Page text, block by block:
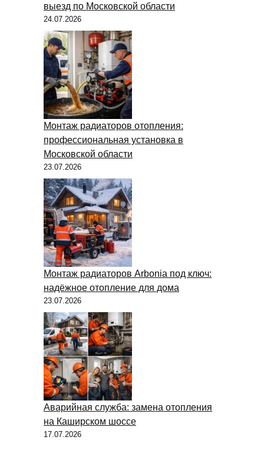
выезд по Московской области
24.07.2026
Монтаж радиаторов отопления:
профессиональная установка в
Московской области
23.07.2026
Монтаж радиаторов Arbonia под ключ:
надёжное отопление для дома
23.07.2026
Аварийная служба: замена отопления
на Каширском шоссе
17.07.2026